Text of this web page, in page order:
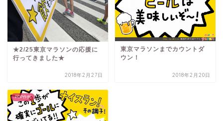
★2/25東京マラソンの応援に
行ってきました★
2018年2月27日
東京マラソンまでカウントダ
ウン！
2018年2月20日
POP作例